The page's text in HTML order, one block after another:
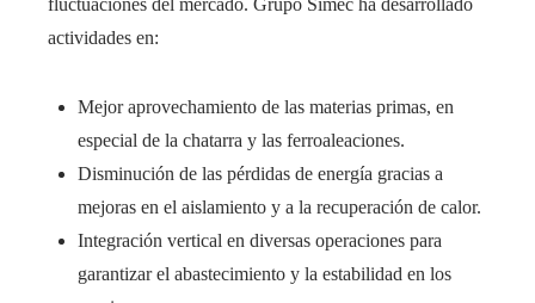
fluctuaciones del mercado. Grupo Simec ha desarrollado
actividades en:
Mejor aprovechamiento de las materias primas, en
especial de la chatarra y las ferroaleaciones.
Disminución de las pérdidas de energía gracias a
mejoras en el aislamiento y a la recuperación de calor.
Integración vertical en diversas operaciones para
garantizar el abastecimiento y la estabilidad en los